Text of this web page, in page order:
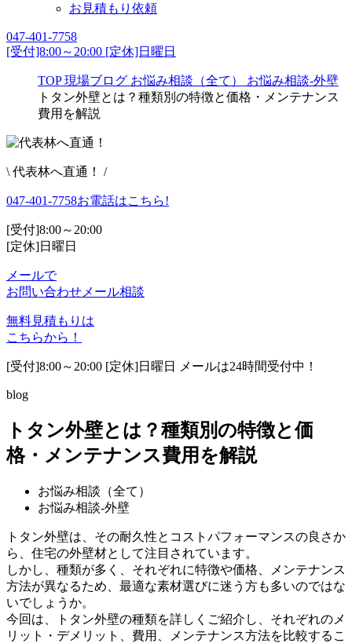
お見積もり依頼
047-401-7758
[受付]8:00～20:00 [定休]日曜日
TOP 現場ブログ お悩み相談（全て）
お悩み相談-外壁
トタン外壁とは？種類別の特徴と価格・メンテナンス
費用を解説
\ 代表林へ直通！ /
047-401-7758お電話はこちら!
[受付]8:00～20:00
[定休]日曜日
メールで
お問い合わせ メール相談
無料見積もりは
こちらから！
[受付]8:00～20:00 [定休]日曜日 メールは24時間受付中！
blog
トタン外壁とは？種類別の特徴と価
格・メンテナンス費用を解説
お悩み相談（全て）
お悩み相談-外壁
トタン外壁は、その耐久性とコストパフォーマンスの良さか
ら、住宅の外壁材として注目されています。
しかし、種類が多く、それぞれに特徴や価格、メンテナンス
方法が異なるため、最適な素材選びに迷う方も多いのではな
いでしょうか。
今回は、トタン外壁の種類を詳しくご紹介し、それぞれのメ
リット・デメリット、費用、メンテナンス方法を比較するこ